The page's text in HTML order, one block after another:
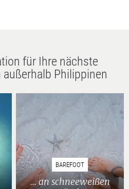
für Ihre nächste
Philippinen
BAREFOOT
... an schneeweißen